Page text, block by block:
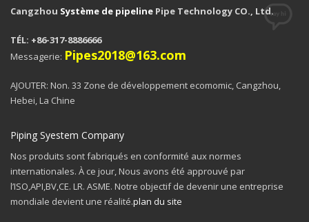
Cangzhou Système de pipeline Pipe Technology CO., Ltd.
TÉL: +86-317-8886666
Messagerie: Pipes2018@163.com
AJOUTER: Non. 33 Zone de développement ecomomic, Cangzhou,
Hebei, La Chine
Piping Syestem Company
Nos produits sont fabriqués en conformité aux normes
internationales. À ce jour, Nous avons été approuvé par
l’ISO,API,BV,CE. LR. ASME. Notre objectif de devenir une entreprise
mondiale devient une réalité.plan du site